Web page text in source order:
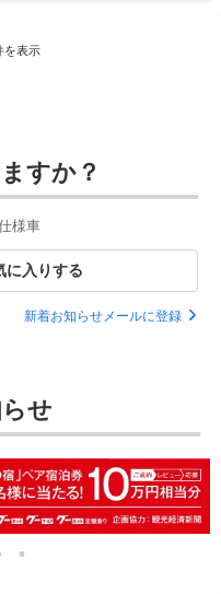
を表示
すか？
様車
に入りする
新着お知らせメールに登録
せ